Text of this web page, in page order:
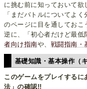
に挑む前に知っておいて欲
「まだバトルについてよ
のページに目を通しておこ
逆に、「初心者だけど最
者向け指南や、 戦闘指南・
基礎知識・基本操作（
このゲームをプレイする
法」の確認!!